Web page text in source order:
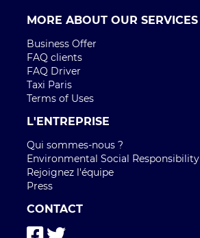
MORE ABOUT OUR SERVICES
Business Offer
FAQ clients
FAQ Driver
Taxi Paris
Terms of Uses
L'ENTREPRISE
Qui sommes-nous ?
Environmental Social Responsibility
Rejoignez l'équipe
Press
CONTACT